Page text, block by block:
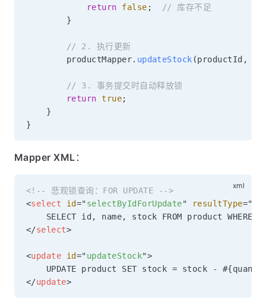
return
false ;
// 库存不足
}
// 2. 执行更新
        productMapper
. updateStock (productId ,
// 3. 事务提交时自动释放锁
return true;
}
}
Mapper XML ：
<!-- 悲观锁查询：FOR UPDATE -->
<select id="selectByIdForUpdate" resultType="
</select>
<update id="updateStock">
</update>